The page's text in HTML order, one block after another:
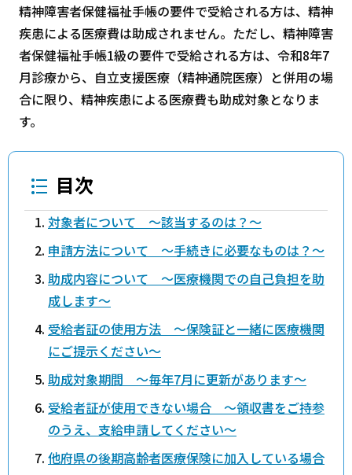
精神障害者保健福祉手帳の要件で受給される方は、精神
疾患による医療費は助成されません。ただし、精神障害
者保健福祉手帳1級の要件で受給される方は、令和8年7
月診療から、自立支援医療（精神通院医療）と併用の場
合に限り、精神疾患による医療費も助成対象となりま
す。
目次
対象者について ～該当するのは？～
申請方法について ～手続きに必要なものは？～
助成内容について ～医療機関での自己負担を助
成します～
受給者証の使用方法 ～保険証と一緒に医療機関
にご提示ください～
助成対象期間 ～毎年7月に更新があります～
受給者証が使用できない場合 ～領収書をご持参
のうえ、支給申請してください～
他府県の後期高齢者医療保険に加入している場合